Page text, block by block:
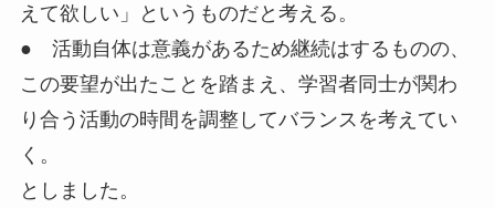
えて欲しい」というものだと考える。
● 活動自体は意義があるため継続はするものの、
この要望が出たことを踏まえ、学習者同士が関わ
り 合う活動の時間を調整してバランスを考えてい
く。
としました。